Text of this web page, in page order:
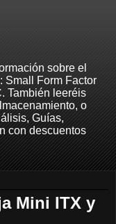
sobre el
Small Form Factor
También leeréis
o
Guías,
con descuentos
Mini ITX y